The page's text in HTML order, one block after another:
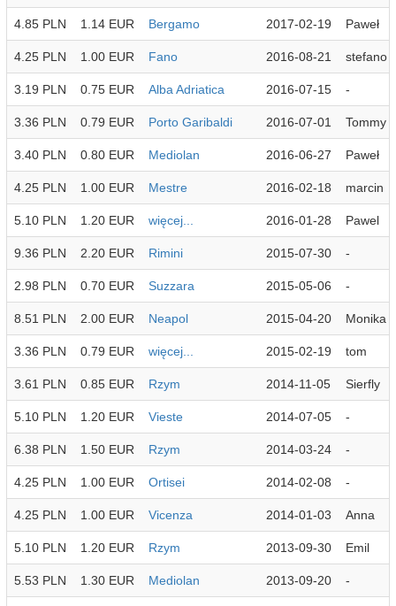
4.85 PLN 1.14 EUR Bergamo 2017-02-19 Paweł
4.25 PLN 1.00 EUR Fano 2016-08-21 stefano
3.19 PLN 0.75 EUR Alba Adriatica 2016-07-15 -
3.36 PLN 0.79 EUR Porto Garibaldi 2016-07-01 Tommy
3.40 PLN 0.80 EUR Mediolan 2016-06-27 Paweł
4.25 PLN 1.00 EUR Mestre 2016-02-18 marcin
5.10 PLN 1.20 EUR więcej... 2016-01-28 Pawel
9.36 PLN 2.20 EUR Rimini 2015-07-30 -
2.98 PLN 0.70 EUR Suzzara 2015-05-06 -
8.51 PLN 2.00 EUR Neapol 2015-04-20 Monika
3.36 PLN 0.79 EUR więcej... 2015-02-19 tom
3.61 PLN 0.85 EUR Rzym 2014-11-05 Sierfly
5.10 PLN 1.20 EUR Vieste 2014-07-05 -
6.38 PLN 1.50 EUR Rzym 2014-03-24 -
4.25 PLN 1.00 EUR Ortisei 2014-02-08 -
4.25 PLN 1.00 EUR Vicenza 2014-01-03 Anna
5.10 PLN 1.20 EUR Rzym 2013-09-30 Emil
5.53 PLN 1.30 EUR Mediolan 2013-09-20 -